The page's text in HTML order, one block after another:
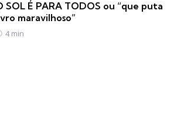
SOL É PARA TODOS ou “que puta
maravilhoso”
4 min